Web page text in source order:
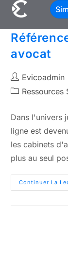
avocat
Evicoadmin
Ressources
Dans l'univers
ligne est
les cabinets
plus au seul
Continuer La